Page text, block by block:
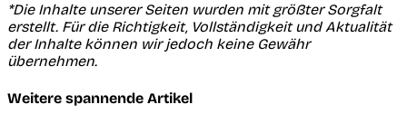
*Die Inhalte unserer Seiten wurden mit größter Sorgfalt
erstellt. Für die Richtigkeit, Vollständigkeit und Aktualität
der Inhalte können wir jedoch keine Gewähr
übernehmen.
Weitere spannende Artikel